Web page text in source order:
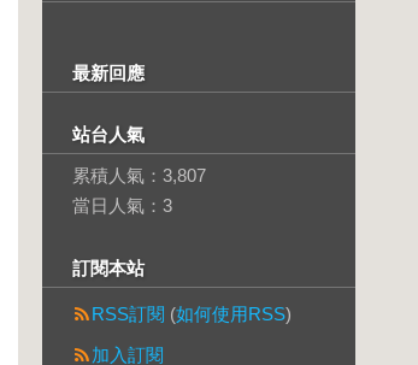
最新回應
站台人氣
累積人氣： 3,807
當日人氣： 3
訂閱本站
RSS訂閱 (如何使用RSS)
加入訂閱